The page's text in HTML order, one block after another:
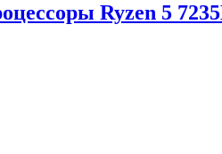
Ryzen 5